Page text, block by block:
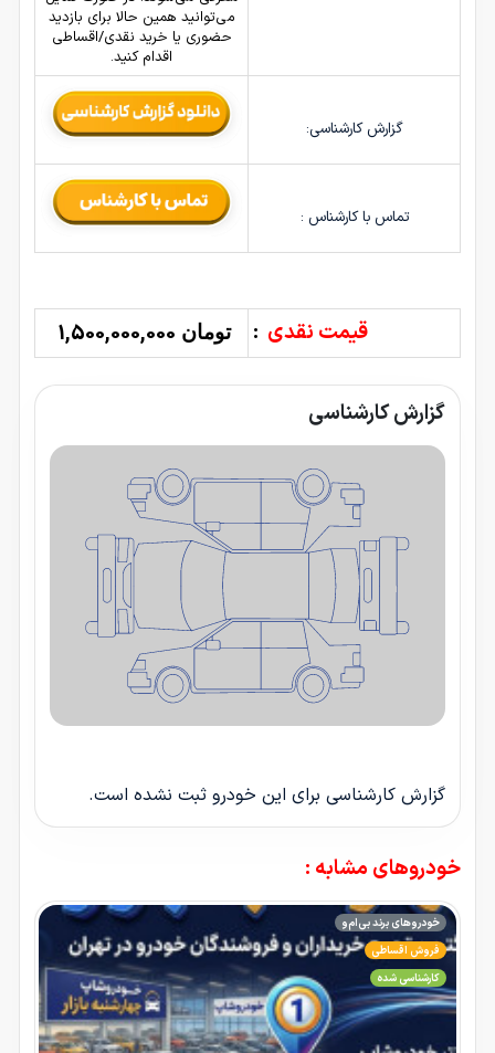
می‌توانید همین حالا برای بازدید
حضوری یا خرید نقدی/اقساطی
اقدام کنید.
گزارش کارشناسی:
تماس با کارشناس :
قیمت نقدی : تومان 1,500,000,000
گزارش کارشناسی
گزارش کارشناسی برای این خودرو ثبت نشده است.
خودروهای مشابه :
خودروهای برند بی‌ام‌و
فروش اقساطی
کارشناسی شده